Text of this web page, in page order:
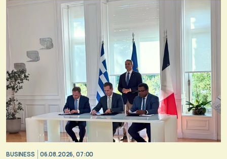
BUSINESS 06.08.2026, 07:00